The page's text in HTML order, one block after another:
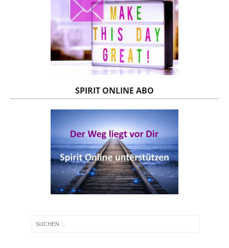
SPIRIT ONLINE ABO